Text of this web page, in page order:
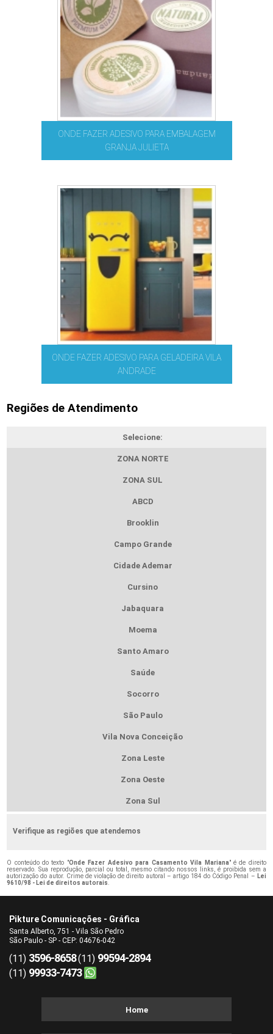
ONDE FAZER ADESIVO PARA EMBALAGEM
GRANJA JULIETA
ONDE FAZER ADESIVO PARA GELADEIRA VILA
ANDRADE
Regiões de Atendimento
Selecione:
ZONA NORTE
ZONA SUL
ABCD
Brooklin
Campo Grande
Cidade Ademar
Cursino
Jabaquara
Moema
Santo Amaro
Saúde
Socorro
São Paulo
Vila Nova Conceição
Zona Leste
Zona Oeste
Zona Sul
Verifique as regiões que atendemos
O conteúdo do texto "Onde Fazer Adesivo para Casamento Vila Mariana" é de direito
reservado. Sua reprodução, parcial ou total, mesmo citando nossos links, é proibida sem a
autorização do autor. Crime de violação de direito autoral – artigo 184 do Código Penal – Lei
9610/98 - Lei de direitos autorais
Pikture Comunicações - Gráfica
Santa Alberto, 751 - Vila São Pedro
São Paulo - SP - CEP: 04676-042
(11) 3596-8658(11) 99594-2894
(11) 99933-7473
Home